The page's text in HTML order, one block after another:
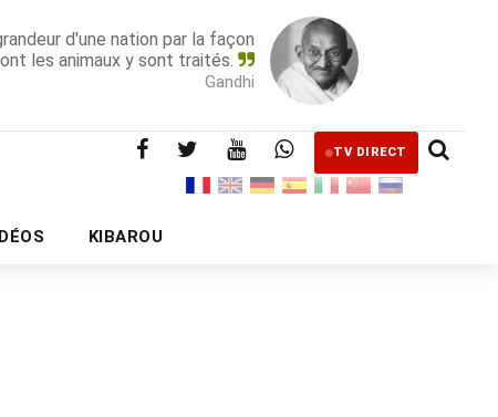
d'une nation par la façon
les animaux y sont traités.
Gandhi
TV DIRECT
KIBAROU